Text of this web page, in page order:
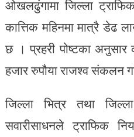
ओखलढुंगामा जिल्ला ट्राफिक
कात्तिक महिनमा मात्रै डेढ
छ । प्रहरी पोष्टका अनुसार
हजार रुपौया राजश्व संकलन
जिल्ला भित्र तथा
सवारीसाधनले ट्राफिक